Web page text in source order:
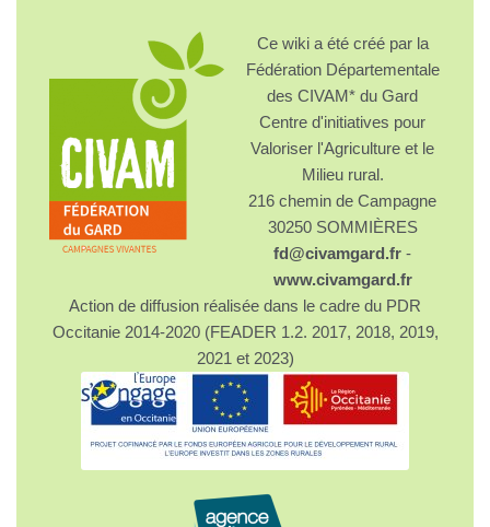
Ce wiki a été créé par la
Fédération Départementale
des CIVAM* du Gard
Centre d'initiatives pour
Valoriser l'Agriculture et le
Milieu rural.
216 chemin de Campagne
30250 SOMMIÈRES
fd@civamgard.fr -
www.civamgard.fr
Action de diffusion réalisée dans le cadre du PDR
Occitanie 2014-2020 (FEADER 1.2. 2017, 2018, 2019,
2021 et 2023)